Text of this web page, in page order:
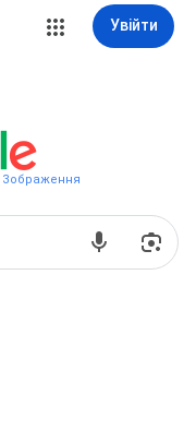
Увійти
Зображення